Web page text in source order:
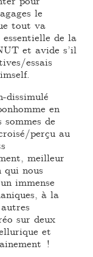
le
tout va
de la
et avide s’il
essais
dissimulé
en
de
perçu au
meilleur
qui nous
immense
à la
sur deux
et
!